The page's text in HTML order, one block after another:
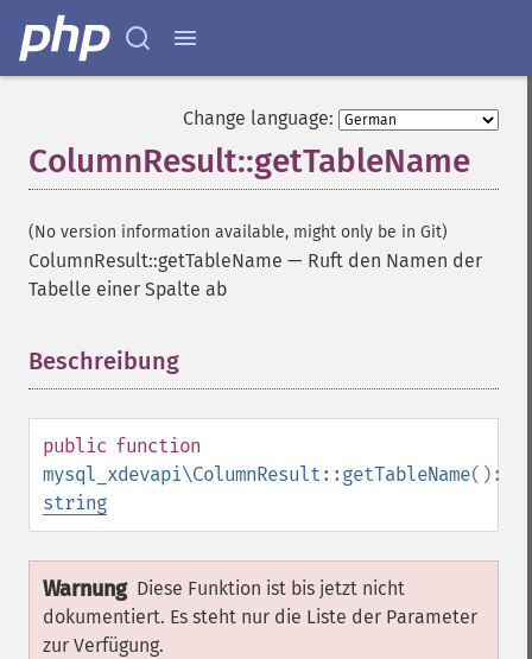
Change language:
ColumnResult::getTableName
(No version information available, might only be in Git)
ColumnResult::getTableName — Ruft den Namen der
Tabelle einer Spalte ab
Beschreibung
public function
mysql_xdevapi\ColumnResult::getTableName():
string
Warnung Diese Funktion ist bis jetzt nicht
dokumentiert. Es steht nur die Liste der Parameter
zur Verfügung.